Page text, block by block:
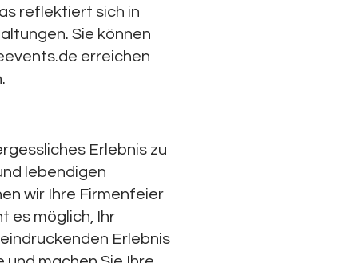
reflektiert sich in
Sie können
erreichen
Erlebnis zu
lebendigen
wir Ihre Firmenfeier
es möglich, Ihr
Erlebnis